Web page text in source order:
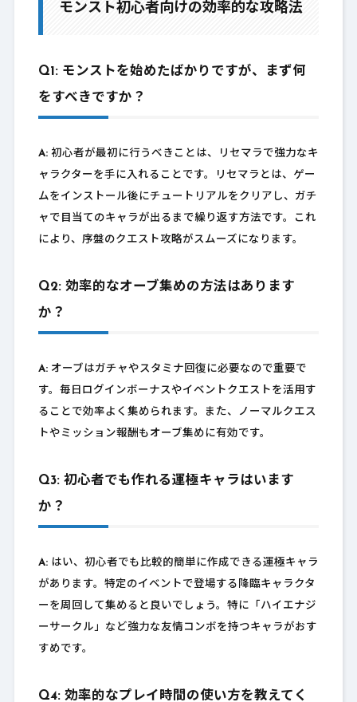
モンスト初心者向けの効率的な攻略法
Q1: モンストを始めたばかりですが、まず何
をすべきですか？
A:初心者が最初に行うべきことは、リセマラで強力なキ
ャラクターを手に入れることです。リセマラとは、ゲー
ムをインストール後にチュートリアルをクリアし、ガチ
ャで目当てのキャラが出るまで繰り返す方法です。これ
により、序盤のクエスト攻略がスムーズになります。
Q2: 効率的なオーブ集めの方法はあります
か？
A:オーブはガチャやスタミナ回復に必要なので重要で
す。毎日ログインボーナスやイベントクエストを活用す
ることで効率よく集められます。また、ノーマルクエス
トやミッション報酬もオーブ集めに有効です。
Q3: 初心者でも作れる運極キャラはいます
か？
A:はい、初心者でも比較的簡単に作成できる運極キャラ
があります。特定のイベントで登場する降臨キャラクタ
ーを周回して集めると良いでしょう。特に「ハイエナジ
ーサークル」など強力な友情コンボを持つキャラがおす
すめです。
Q4: 効率的なプレイ時間の使い方を教えてく